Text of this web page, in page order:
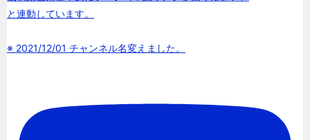
と連動しています。
※ 2021/12/01 チャンネル名変えました。